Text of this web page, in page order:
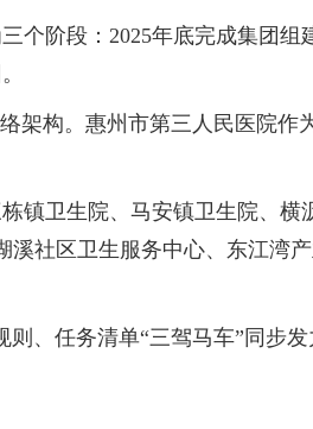
段：2025年底完成集团组
构。惠州市第三人民医院作
卫生院、马安镇卫生院、横
社区卫生服务中心、东江湾
任务清单“三驾马车”同步发